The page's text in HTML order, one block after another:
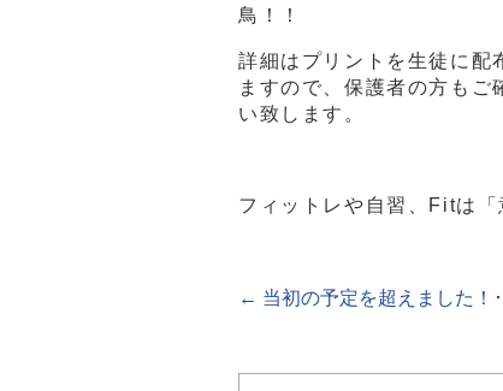
鳥！！
詳細はプリントを生徒に配
ますので、保護者の方もご
い致します。
フィットレや自習、Fitは「
← 当初の予定を超えました！･